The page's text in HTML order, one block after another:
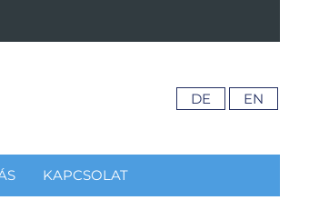
DE EN
KAPCSOLAT